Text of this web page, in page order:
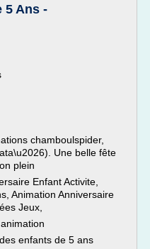
5 Ans -
chamboulspider,
Une belle fête
plein
Enfant Activite,
Animation Anniversaire
Jeux,
enfants de 5 ans